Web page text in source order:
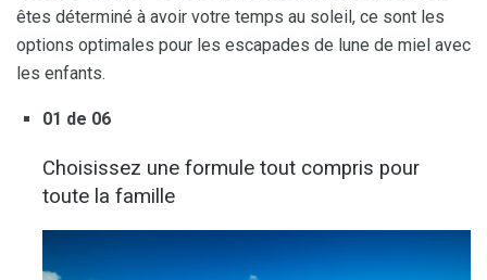
êtes déterminé à avoir votre temps au soleil, ce sont les
options optimales pour les escapades de lune de miel avec
les enfants.
01 de 06
Choisissez une formule tout compris pour
toute la famille